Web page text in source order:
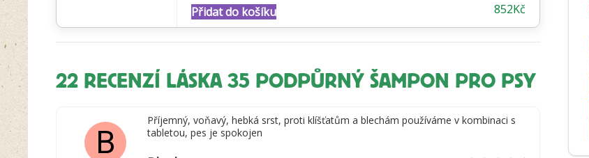
4.67z 5 852Kč
Přidat do košíku
22 RECENZÍ LÁSKA 35 PODPŮRNÝ ŠAMPON PRO PSY
B
Příjemný, voňavý, hebká srst, proti klíšťatům a blechám používáme v kombinaci s
tabletou, pes je spokojen